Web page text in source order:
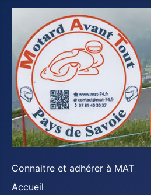
Connaitre et adhérer à MAT
Accueil